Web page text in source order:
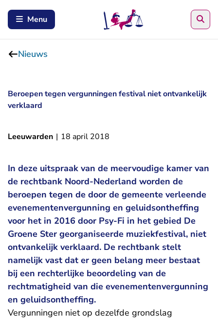
Menu
Nieuws
Beroepen tegen vergunningen festival niet ontvankelijk
verklaard
Leeuwarden | 18 april 2018
In deze uitspraak van de meervoudige kamer van
de rechtbank Noord-Nederland worden de
beroepen tegen de door de gemeente verleende
evenementenvergunning en geluidsontheffing
voor het in 2016 door Psy-Fi in het gebied De
Groene Ster georganiseerde muziekfestival, niet
ontvankelijk verklaard. De rechtbank stelt
namelijk vast dat er geen belang meer bestaat
bij een rechterlijke beoordeling van de
rechtmatigheid van die evenementenvergunning
en geluidsontheffing.
Vergunningen niet op dezelfde grondslag